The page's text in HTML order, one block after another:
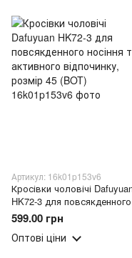
Артикул: 16k01p153v6
Кросівки чоловічі
HK72-3 для повсякденного
носіння та активного
відпочинку, розмір 45 (BOT)
599.00 грн
Оптові ціни